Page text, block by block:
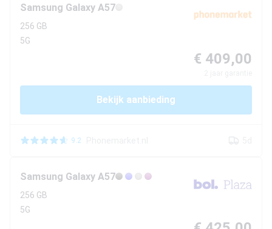
Samsung Galaxy A57
256 GB
5G
€ 409,00
Bekijk aanbieding
9.2
Samsung Galaxy A57
256 GB
5G